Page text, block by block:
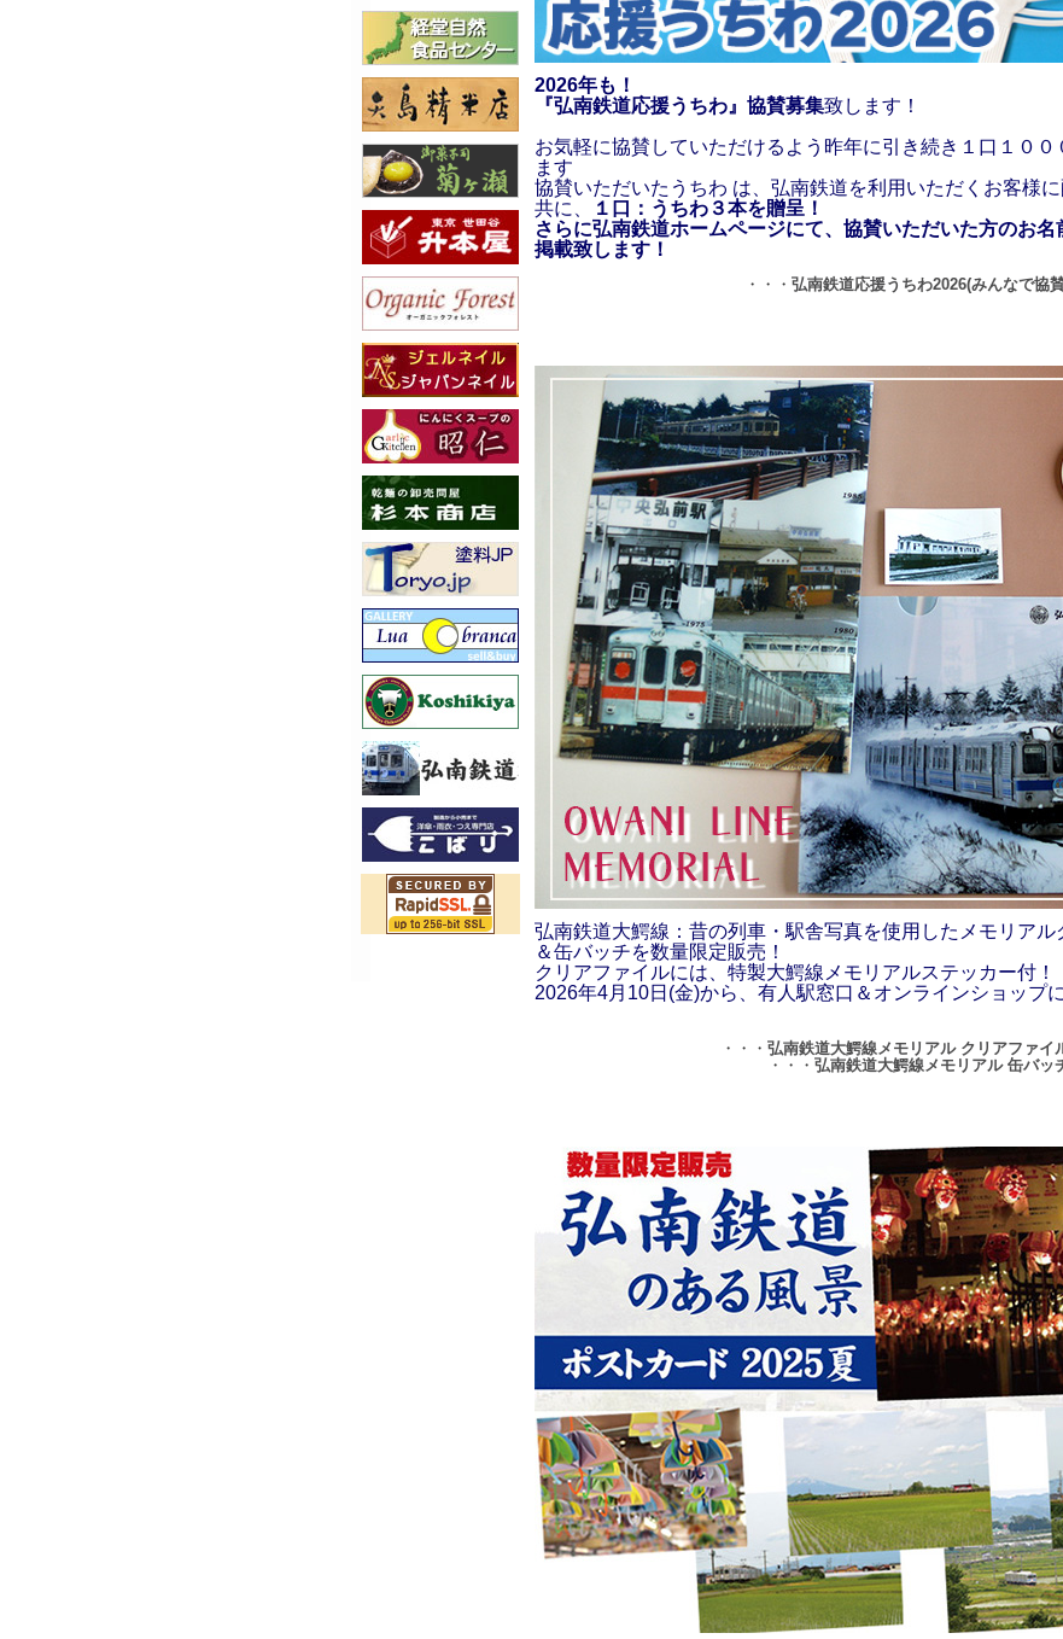
2026年も！
『弘南鉄道応援うちわ』協賛募集致します！
お気軽に協賛していただけるよう昨年に引き続き１口１００
ます
協賛いただいたうちわ は、弘南鉄道を利用いただくお客様
共に、
１口：うちわ３本を贈呈！
さらに弘南鉄道ホームページにて、協賛いただいた方のお
掲載致します！
・・・ 弘南鉄道応援うちわ2026(みんなで協
弘南鉄道大鰐線：昔の列車・駅舎写真を使用したメモリアル
＆缶バッチを数量限定販売！
クリアファイルには、特製大鰐線メモリアルステッカー付！
2026年4月10日(金)から、有人駅窓口＆オンラインショップ
・・・ 弘南鉄道大鰐線メモリアル クリアファ
・・・ 弘南鉄道大鰐線メモリアル 缶バ